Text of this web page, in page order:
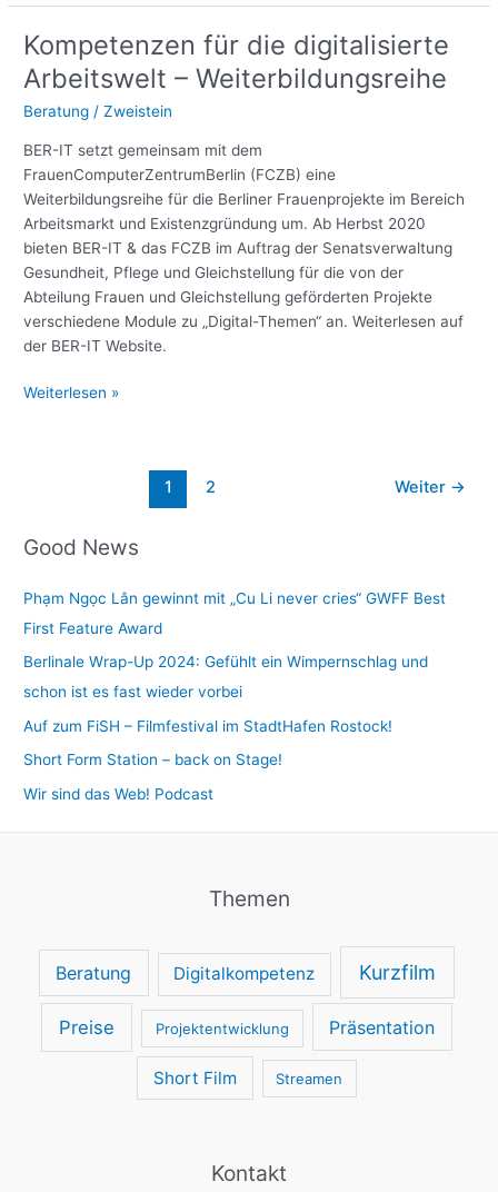
Grand
Prix
beim
Busan
International
Film
Festival
Kompetenzen für die digitalisierte
Arbeitswelt – Weiterbildungsreihe
Beratung /Zweistein
BER-IT setzt gemeinsam mit dem
FrauenComputerZentrumBerlin (FCZB) eine
Weiterbildungsreihe für die Berliner Frauenprojekte im Bereich
Arbeitsmarkt und Existenzgründung um. Ab Herbst 2020
bieten BER-IT & das FCZB im Auftrag der Senatsverwaltung
Gesundheit, Pflege und Gleichstellung für die von der
Abteilung Frauen und Gleichstellung geförderten Projekte
verschiedene Module zu „Digital-Themen“ an. Weiterlesen auf
der BER-IT Website.
Kompetenzen
Weiterbildungsreihe
Weiterlesen »
1 2 Weiter →
Good News
Phạm Ngọc Lân gewinnt mit „Cu Li never cries“ GWFF Best
First Feature Award
Berlinale Wrap-Up 2024: Gefühlt ein Wimpernschlag und
schon ist es fast wieder vorbei
Auf zum FiSH – Filmfestival im StadtHafen Rostock!
Short Form Station – back on Stage!
Wir sind das Web! Podcast
Themen
Beratung Digitalkompetenz Kurzfilm
Preise Projektentwicklung Präsentation
Short Film Streamen
Kontakt